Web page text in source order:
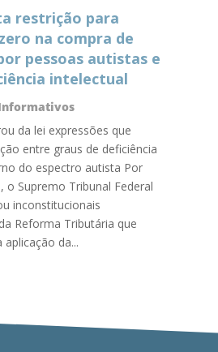
restrição para
na compra de
pessoas autistas e
intelectual
da lei expressões que
entre graus de deficiência
do espectro autista Por
o Supremo Tribunal Federal
inconstitucionais
Reforma Tributária que
da...